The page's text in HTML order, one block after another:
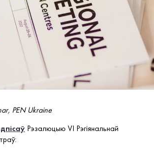
PEN Ukraine
Рэзалюцыю VI Рэгіянальнай